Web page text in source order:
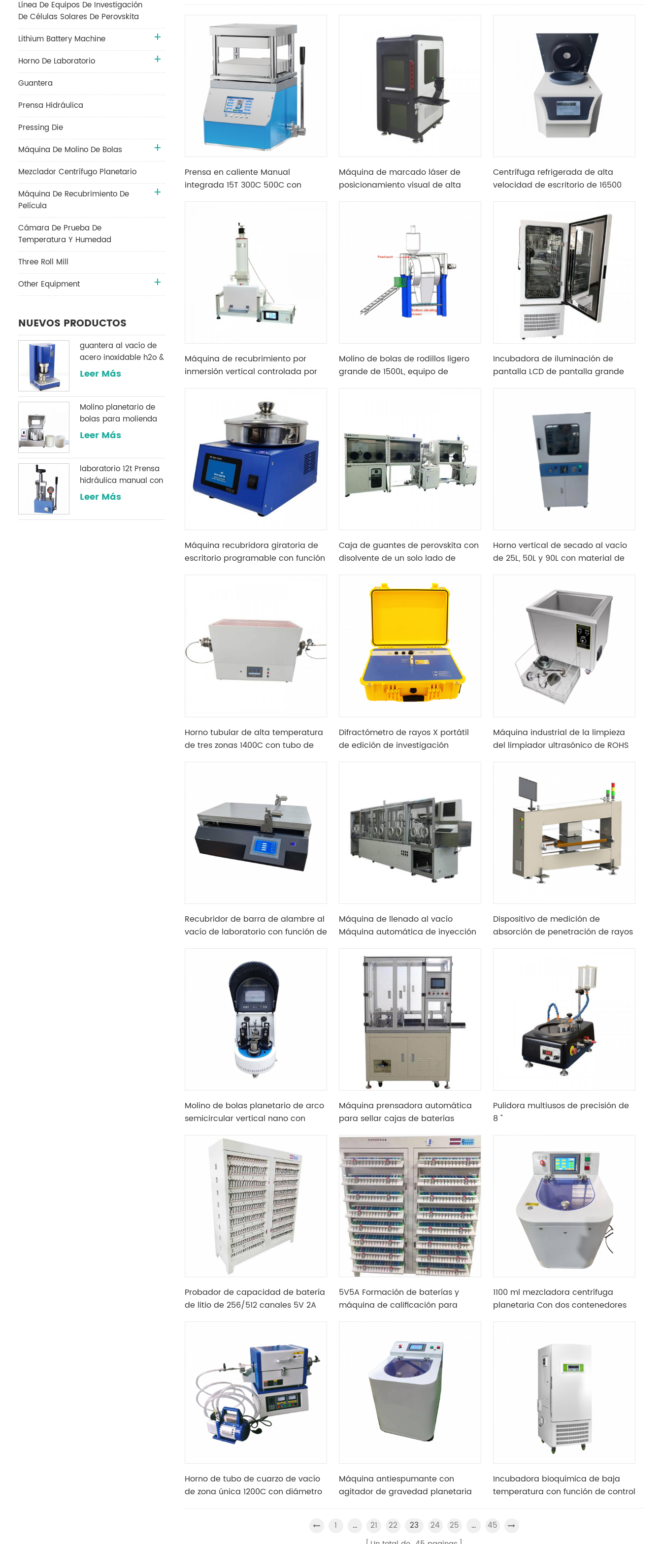
Prensa en caliente Manual
integrada 15T 300C 500C con
Máquina de marcado láser de
posicionamiento visual de alta
Centrífuga refrigerada de alta
velocidad de escritorio de 16500
Máquina de recubrimiento por
inmersión vertical controlada por
Molino de bolas de rodillos ligero
grande de 1500L, equipo de
Incubadora de iluminación de
pantalla LCD de pantalla grande
Máquina recubridora giratoria de
escritorio programable con función
Caja de guantes de perovskita con
disolvente de un solo lado de
evaporador térmico o la
recubridora giratoria
Horno vertical de secado al vacío
de 25L, 50L y 90L con material de
Horno tubular de alta temperatura
de tres zonas 1400C con tubo de
Difractómetro de rayos X portátil
de edición de investigación
Máquina industrial de la limpieza
del limpiador ultrasónico de ROHS
Recubridor de barra de alambre al
vacío de laboratorio con función de
Máquina de llenado al vacío
Máquina automática de inyección
Dispositivo de medición de
absorción de penetración de rayos
Molino de bolas planetario de arco
semicircular vertical nano con
Máquina prensadora automática
para sellar cajas de baterías
Pulidora multiusos de precisión de
8 "
Probador de capacidad de batería
de litio de 256/512 canales 5V 2A
5V5A Formación de baterías y
máquina de calificación para
1100 ml mezcladora centrífuga
planetaria Con dos contenedores
Horno de tubo de cuarzo de vacío
de zona única 1200C con diámetro
Máquina antiespumante con
agitador de gravedad planetaria
Incubadora bioquímica de baja
temperatura con función de control
1 ... 21 22 23 24 25 ...
45
Línea De Equipos De Investigación
De Células Solares De Perovskita
Lithium Battery Machine
Horno De Laboratorio
Guantera
Prensa Hidráulica
Pressing Die
Máquina De Molino De Bolas
Mezclador Centrífugo Planetario
Máquina De Recubrimiento De
Película
Cámara De Prueba De
Temperatura Y Humedad
Three Roll Mill
Other Equipment
NUEVOS PRODUCTOS
guantera al vacío de
acero inoxidable h2o &
O2 sistema de
Leer Más
Molino planetario de
bolas para molienda
de polvo
Leer Más
laboratorio 12t Prensa
hidráulica manual con
un manómetro digital
utilizado en
Leer Más